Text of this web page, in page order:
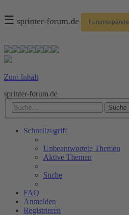
☰ sprinter-forum.de Forumsspende
Zum Inhalt
sprinter-forum.de
Suche
Schnellzugriff
Unbeantwortete Themen
Aktive Themen
Suche
FAQ
Anmelden
Registrieren